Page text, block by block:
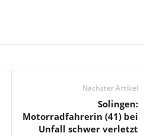
Nächster Artikel
Solingen:
Motorradfahrerin (41) bei
Unfall schwer verletzt